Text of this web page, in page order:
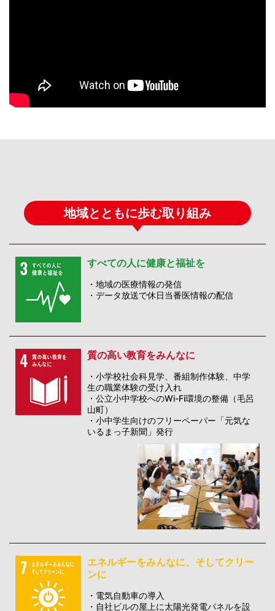
地域とともに歩む取り組み
すべての人に健康と福祉を
・地域の医療情報の発信
・データ放送で休日当番医情報の配信
質の高い教育をみんなに
・小学校社会科見学、番組制作体験、中学
生の職業体験の受け入れ
・公立小中学校へのWi-Fi環境の整備（毛呂
山町）
・小中学生向けのフリーペーパー「元気な
いるまっ子新聞」発行
エネルギーをみんなに、そしてクリー
ンに
・電気自動車の導入
・自社ビルの屋上に太陽光発電パネルを設